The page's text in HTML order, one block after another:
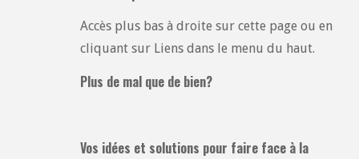
Accès plus bas à droite sur cette page ou en
cliquant sur Liens dans le menu du haut.
Plus de mal que de bien?
Vos idées et solutions pour faire face à la